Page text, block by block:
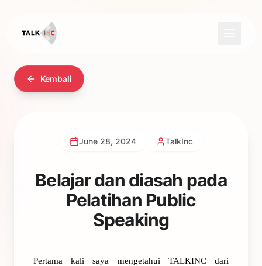
Kembali
June 28, 2024 TalkInc
Belajar dan diasah pada
Pelatihan Public
Speaking
Pertama kali saya mengetahui TALKINC dari